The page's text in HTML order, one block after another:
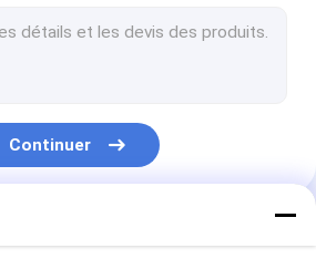
d'ANIMAL FAMILIER
PP
Continuer